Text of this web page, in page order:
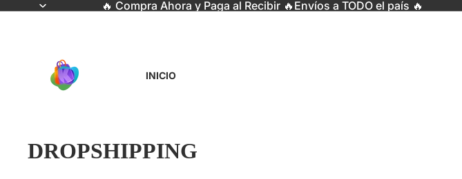
🔥 Compra Ahora y Paga al Recibir 🔥Envíos a TODO el país 🔥
INICIO
DROPSHIPPING